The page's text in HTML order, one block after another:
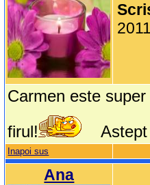
Carmen este
firul!
Inapoi sus
Ana